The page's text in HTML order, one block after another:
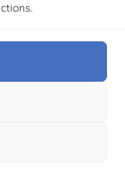
réservés.